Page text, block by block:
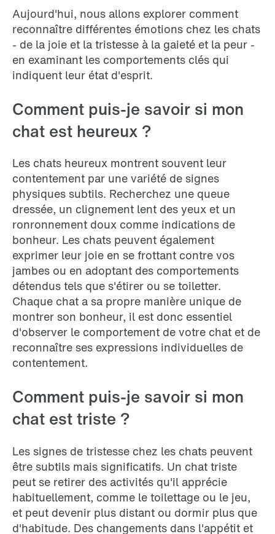
Aujourd'hui, nous allons explorer comment
reconnaître différentes émotions chez les chats
- de la joie et la tristesse à la gaieté et la peur -
en examinant les comportements clés qui
indiquent leur état d'esprit.
Comment puis-je savoir si mon
chat est heureux ?
Les chats heureux montrent souvent leur
contentement par une variété de signes
physiques subtils. Recherchez une queue
dressée, un clignement lent des yeux et un
ronronnement doux comme indications de
bonheur. Les chats peuvent également
exprimer leur joie en se frottant contre vos
jambes ou en adoptant des comportements
détendus tels que s'étirer ou se toiletter.
Chaque chat a sa propre manière unique de
montrer son bonheur, il est donc essentiel
d'observer le comportement de votre chat et de
reconnaître ses expressions individuelles de
contentement.
Comment puis-je savoir si mon
chat est triste ?
Les signes de tristesse chez les chats peuvent
être subtils mais significatifs. Un chat triste
peut se retirer des activités qu'il apprécie
habituellement, comme le toilettage ou le jeu,
et peut devenir plus distant ou dormir plus que
d'habitude. Des changements dans l'appétit et